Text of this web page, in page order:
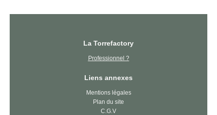
La Torrefactory
Professionnel ?
Liens annexes
Mentions légales
Plan du site
C.G.V